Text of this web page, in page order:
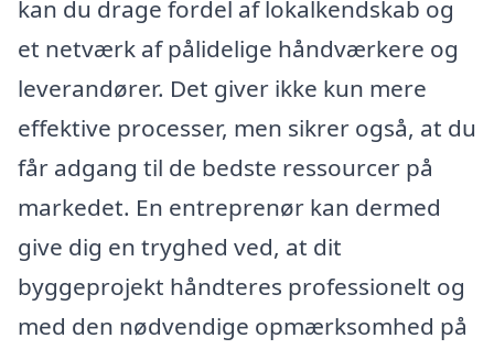
kan du drage fordel af lokalkendskab og
et netværk af pålidelige håndværkere og
leverandører. Det giver ikke kun mere
effektive processer, men sikrer også, at du
får adgang til de bedste ressourcer på
markedet. En entreprenør kan dermed
give dig en tryghed ved, at dit
byggeprojekt håndteres professionelt og
med den nødvendige opmærksomhed på